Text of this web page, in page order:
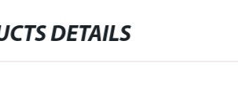
DETAILS